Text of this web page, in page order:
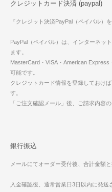
クレジットカード決済 (paypal)
『クレジット決済PayPal（ペイパル）
PayPal（ペイパル）は、インターネッ
ます。
MasterCard・VISA・American
可能です。
クレジットカード情報を登録しておけ
す。
「ご注文確認メール」後、ご請求内容
銀行振込
メールにてオーダー受付後、合計金額
入金確認後、通常営業日3日以内に発送